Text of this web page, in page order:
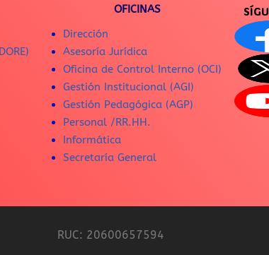
OFICINAS
Dirección
Asesoría Jurídica
Oficina de Control Interno (OCI)
Gestión Institucional (AGI)
Gestión Pedagógica (AGP)
Personal /RR.HH.
Informática
Secretaría General
RUC: 20600657594